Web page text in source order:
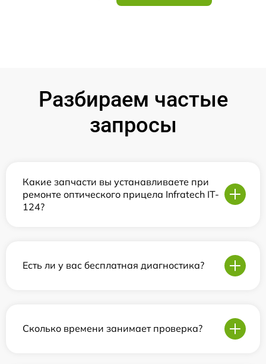
Разбираем частые
запросы
Какие запчасти вы устанавливаете при
ремонте оптического прицела Infratech IT-
124?
Есть ли у вас бесплатная диагностика?
Сколько времени занимает проверка?